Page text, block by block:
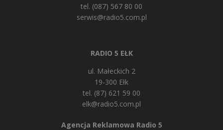
tel. (087) 567 80 00
serwis@radio5.com.pl
RADIO 5 EŁK
ul. Małeckich 2
19-300 Ełk
tel. (87) 621 59 00
elk@radio5.com.pl
Agencja Reklamowa Radio 5